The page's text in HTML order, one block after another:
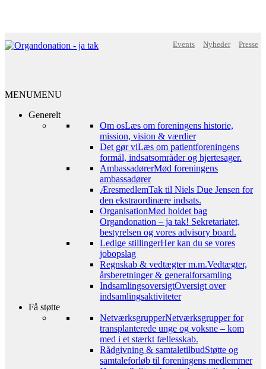
Events Nyheder Presse
MENUMENU
Generelt
Om osLæs om foreningens historie,
mission, vision & værdier
Det gør viLæs om patientforeningens
formål, indsatsområder og hjertesager.
AmbassadørerMød foreningens
ambassadører
ÆresmedlemTak til Niels Due Jensen for
den ekstraordinære indsats.
OrganisationMød holdet bag
Organdonation – ja tak! Sekretariatet,
bestyrelsen og vores advisory board.
Ledige stillingerHer kan du se vores
jobopslag
Regnskab & vedtægter m.m.Vedtægter,
årsberetninger & generalforsamling
IndsamlingsoversigtOversigt over
indsamlingsaktiviteter
Få støtte
NetværksgrupperNetværksgrupper for
transplanterede unge og voksne – kom
med i et stærkt fællesskab.
Rådgivning & samtaletilbudStøtte og
samtaleforløb til foreningens medlemmer